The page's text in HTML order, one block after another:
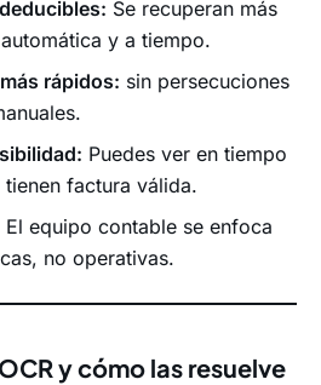
Se recuperan más
y a tiempo.
rápidos: sin persecuciones
Puedes ver en tiempo
factura válida.
El equipo contable se enfoca
no operativas.
y cómo las resuelve